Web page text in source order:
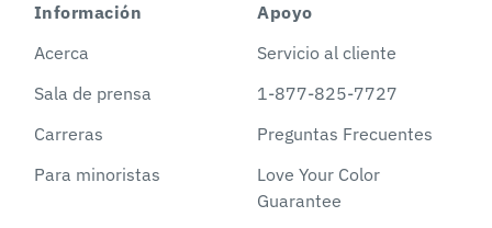
Información
Acerca
Sala de prensa
Carreras
Para minoristas
Apoyo
Servicio al cliente
1-877-825-7727
Preguntas Frecuentes
Love Your Color
Guarantee